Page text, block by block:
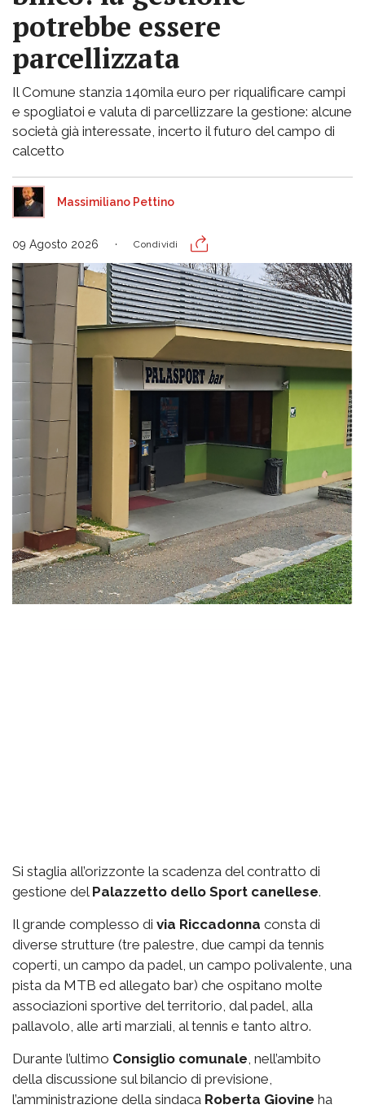
potrebbe essere
parcellizzata
Il Comune stanzia 140mila euro per riqualificare campi
e spogliatoi e valuta di parcellizzare la gestione: alcune
società già interessate, incerto il futuro del campo di
calcetto
Massimiliano Pettino
09 Agosto 2026 Condividi
Si staglia all’orizzonte la scadenza del contratto di
gestione del Palazzetto dello Sport canellese.
Il grande complesso di via Riccadonna consta di
diverse strutture (tre palestre, due campi da tennis
coperti, un campo da padel, un campo polivalente, una
pista da MTB ed allegato bar) che ospitano molte
associazioni sportive del territorio, dal padel, alla
pallavolo, alle arti marziali, al tennis e tanto altro.
Durante l’ultimo Consiglio comunale, nell’ambito
della discussione sul bilancio di previsione,
l’amministrazione della sindaca Roberta Giovine ha